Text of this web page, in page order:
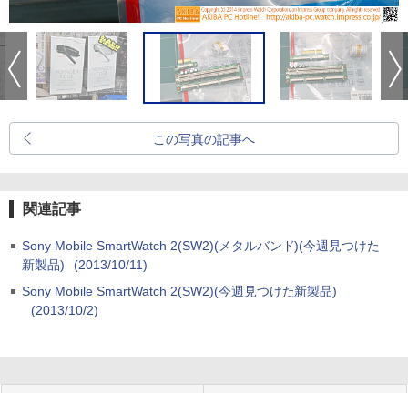
この写真の記事へ
関連記事
Sony Mobile SmartWatch 2(SW2)(メタルバンド)(今週見つけた
新製品)
(2013/10/11)
Sony Mobile SmartWatch 2(SW2)(今週見つけた新製品)
(2013/10/2)